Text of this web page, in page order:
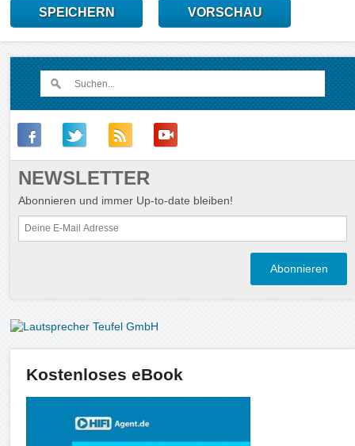
SPEICHERN VORSCHAU
NEWSLETTER
Abonnieren und immer Up-to-date bleiben!
Kostenloses eBook